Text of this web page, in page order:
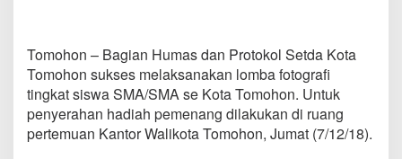
k
o
l
S
u
k
Tomohon – Bagian Humas dan Protokol Setda Kota
Tomohon sukses melaksanakan lomba fotografi
tingkat siswa SMA/SMA se Kota Tomohon. Untuk
penyerahan hadiah pemenang dilakukan di ruang
pertemuan Kantor Walikota Tomohon, Jumat (7/12/18).